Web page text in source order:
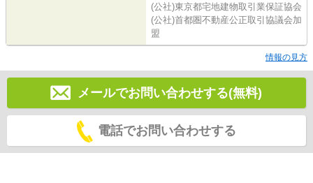
(公社)東京都宅地建物取引業保証協会
(公社)首都圏不動産公正取引協議会加
盟
情報の見方
メールでお問い合わせする(無料)
電話でお問い合わせする